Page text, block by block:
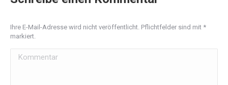
Ihre E-Mail-Adresse wird nicht veröffentlicht. Pflichtfelder sind mit *
markiert.
Kommentar